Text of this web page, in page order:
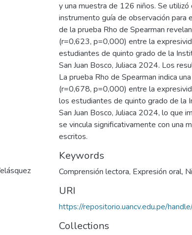
y una muestra de 126 niños. Se
instrumento guía de observación para
de la prueba Rho de Spearman
(r=0,623, p=0,000) entre la
estudiantes de quinto grado de la
San Juan Bosco, Juliaca 2024. Los
La prueba Rho de Spearman indica
(r=0,678, p=0,000) entre la
los estudiantes de quinto grado de la
San Juan Bosco, Juliaca 2024, lo que
se vincula significativamente con una
escritos.
Keywords
Comprensión lectora, Expresión oral,
URI
https://repositorio.uancv.edu.pe/
Collections